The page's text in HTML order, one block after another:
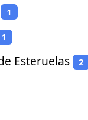
1
1
Esteruelas 2